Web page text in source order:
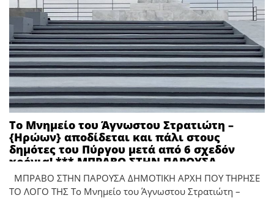
Το Μνημείο του Άγνωστου Στρατιώτη –
{Ηρώων} αποδίδεται και πάλι στους
δημότες του Πύργου μετά από 6 σχεδόν
χρόνια! *** ΜΠΡΑΒΟ ΣΤΗΝ ΠΑΡΟΥΣΑ
ΔΗΜΟΤΙΚΗ ΑΡΧΗ ΠΟΥ ΤΗΡΗΣΕ ΤΟ ΛΟΓΟ ΤΗΣ
*** ΔΙΚΑΙΩΘΗΚΕ ΤΑΥΤΟΧΡΟΝΑ ΚΑΙ Ο
ΜΠΡΑΒΟ ΣΤΗΝ ΠΑΡΟΥΣΑ ΔΗΜΟΤΙΚΗ ΑΡΧΗ ΠΟΥ ΤΗΡΗΣΕ
ΤΟ ΛΟΓΟ ΤΗΣ Το Μνημείο του Άγνωστου Στρατιώτη –